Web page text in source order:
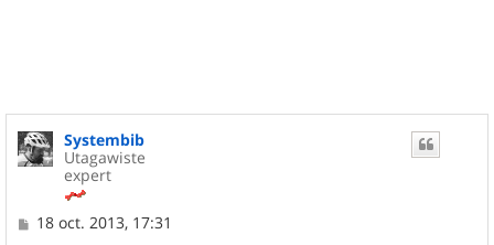
Systembib
Utagawiste
expert
M18 oct. 2013, 17:31